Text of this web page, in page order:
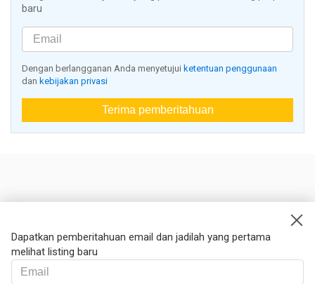
baru
Dengan berlangganan Anda menyetujui ketentuan penggunaan
dan kebijakan privasi
Terima pemberitahuan
Dapatkan pemberitahuan email dan jadilah yang pertama
melihat listing baru
Kontak kami
Hukum
Syarat dan ketentuan